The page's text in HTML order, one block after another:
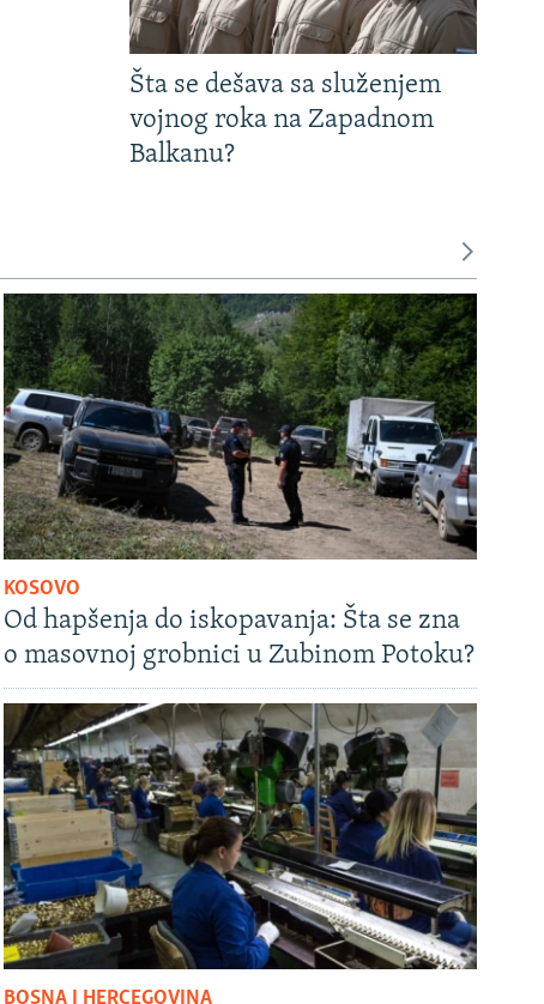
Šta se dešava sa služenjem
vojnog roka na Zapadnom
Balkanu?
KOSOVO
Od hapšenja do iskopavanja: Šta se zna
o masovnoj grobnici u Zubinom Potoku?
BOSNA I HERCEGOVINA